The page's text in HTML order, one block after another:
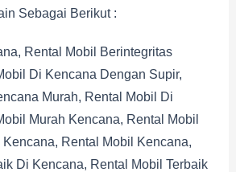
Sebagai Berikut :
Rental Mobil Berintegritas
Di Kencana Dengan Supir,
Murah, Rental Mobil Di
Murah Kencana, Rental Mobil
Kencana, Rental Mobil Kencana,
Di Kencana, Rental Mobil Terbaik